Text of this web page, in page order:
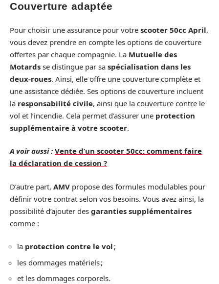
Couverture adaptée
Pour choisir une assurance pour votre scooter 50cc April,
vous devez prendre en compte les options de couverture
offertes par chaque compagnie. La Mutuelle des
Motards se distingue par sa spécialisation dans les
deux-roues. Ainsi, elle offre une couverture complète et
une assistance dédiée. Ses options de couverture incluent
la responsabilité civile, ainsi que la couverture contre le
vol et l’incendie. Cela permet d’assurer une protection
supplémentaire à votre scooter.
A voir aussi : Vente d’un scooter 50cc: comment faire
la déclaration de cession ?
D’autre part, AMV propose des formules modulables pour
définir votre contrat selon vos besoins. Vous avez ainsi, la
possibilité d’ajouter des garanties supplémentaires
comme :
la protection contre le vol ;
les dommages matériels ;
et les dommages corporels.